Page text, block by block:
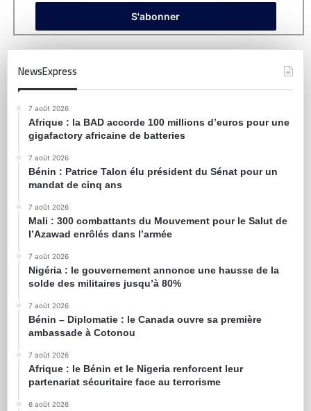
NewsExpress
7 août 2026
Afrique : la BAD accorde 100 millions d’euros pour une
gigafactory africaine de batteries
7 août 2026
Bénin : Patrice Talon élu président du Sénat pour un
mandat de cinq ans
7 août 2026
Mali : 300 combattants du Mouvement pour le Salut de
l’Azawad enrôlés dans l’armée
7 août 2026
Nigéria : le gouvernement annonce une hausse de la
solde des militaires jusqu’à 80%
7 août 2026
Bénin – Diplomatie : le Canada ouvre sa première
ambassade à Cotonou
7 août 2026
Afrique : le Bénin et le Nigeria renforcent leur
partenariat sécuritaire face au terrorisme
6 août 2026